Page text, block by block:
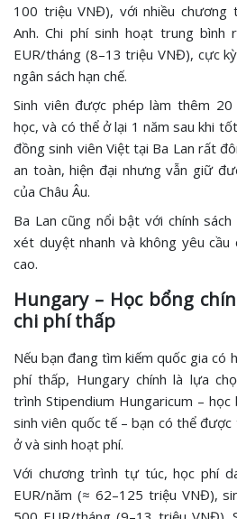
100 triệu VNĐ), với nhiều
Anh. Chi phí sinh hoạt trung bình
EUR/tháng (8–13 triệu VNĐ), cực
ngân sách hạn chế.
Sinh viên được phép làm thêm
học, và có thể ở lại 1 năm sau khi
đồng sinh viên Việt tại Ba Lan rất
an toàn, hiện đại nhưng vẫn giữ
của Châu Âu.
Ba Lan cũng nổi bật với chính
xét duyệt nhanh và không yêu cầu
cao.
Hungary – Học bổng
chi phí thấp
Nếu bạn đang tìm kiếm quốc gia có
phí thấp, Hungary chính là lựa
trình Stipendium Hungaricum – học
sinh viên quốc tế – bạn có thể
ở và sinh hoạt phí.
Với chương trình tự túc, học phí
EUR/năm (≈ 62–125 triệu VNĐ),